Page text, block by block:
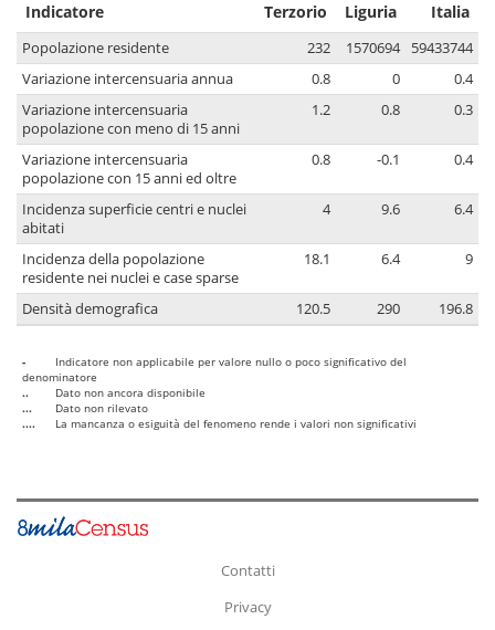
Indicatore Terzorio Liguria Italia
Popolazione residente 232 1570694
59433744
Variazione intercensuaria annua
0.8 0
0.4
Variazione intercensuaria
popolazione con meno di 15 anni
1.2 0.8 0.3
Variazione intercensuaria
popolazione con 15 anni ed oltre
0.8 -0.1 0.4
Incidenza superficie centri e nuclei
abitati
4 9.6 6.4
Incidenza della popolazione
residente nei nuclei e case sparse
18.1 6.4 9
Densità demografica 120.5 290 196.8
-
Indicatore non applicabile per valore nullo o poco significativo del
denominatore
..
Dato non ancora disponibile
...
Dato non rilevato
....
La mancanza o esiguità del fenomeno rende i valori non significativi
Contatti
Privacy